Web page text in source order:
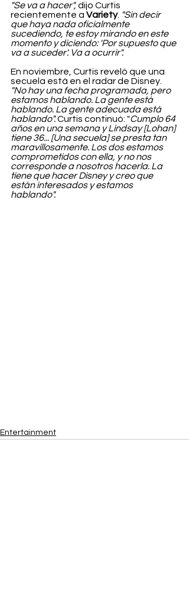
"Se va a hacer", dijo Curtis
recientemente a Variety. "Sin decir
que haya nada oficialmente
sucediendo, te estoy mirando en este
momento y diciendo: 'Por supuesto que
va a suceder'. Va a ocurrir".
En noviembre, Curtis reveló que una
secuela está en el radar de Disney.
"No hay una fecha programada, pero
estamos hablando. La gente está
hablando. La gente adecuada está
hablando". Curtis continuó: "Cumplo 64
años en una semana y Lindsay [Lohan]
tiene 36... [Una secuela] se presta tan
maravillosamente. Los dos estamos
comprometidos con ella, y no nos
corresponde a nosotros hacerla. La
tiene que hacer Disney y creo que
están interesados y estamos
hablando".
Entertainment